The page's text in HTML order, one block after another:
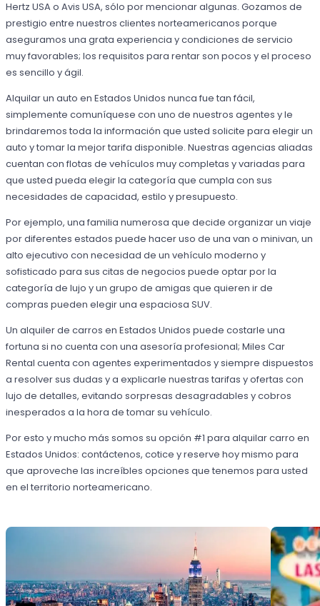
Hertz USA o Avis USA, sólo por mencionar algunas. Gozamos de
prestigio entre nuestros clientes norteamericanos porque
aseguramos una grata experiencia y condiciones de servicio
muy favorables; los requisitos para rentar son pocos y el proceso
es sencillo y ágil.
Alquilar un auto en Estados Unidos nunca fue tan fácil,
simplemente comuníquese con uno de nuestros agentes y le
brindaremos toda la información que usted solicite para elegir un
auto y tomar la mejor tarifa disponible. Nuestras agencias aliadas
cuentan con flotas de vehículos muy completas y variadas para
que usted pueda elegir la categoría que cumpla con sus
necesidades de capacidad, estilo y presupuesto.
Por ejemplo, una familia numerosa que decide organizar un viaje
por diferentes estados puede hacer uso de una van o minivan, un
alto ejecutivo con necesidad de un vehículo moderno y
sofisticado para sus citas de negocios puede optar por la
categoría de lujo y un grupo de amigas que quieren ir de
compras pueden elegir una espaciosa SUV.
Un alquiler de carros en Estados Unidos puede costarle una
fortuna si no cuenta con una asesoría profesional; Miles Car
Rental cuenta con agentes experimentados y siempre dispuestos
a resolver sus dudas y a explicarle nuestras tarifas y ofertas con
lujo de detalles, evitando sorpresas desagradables y cobros
inesperados a la hora de tomar su vehículo.
Por esto y mucho más somos su opción #1 para alquilar carro en
Estados Unidos: contáctenos, cotice y reserve hoy mismo para
que aproveche las increíbles opciones que tenemos para usted
en el territorio norteamericano.